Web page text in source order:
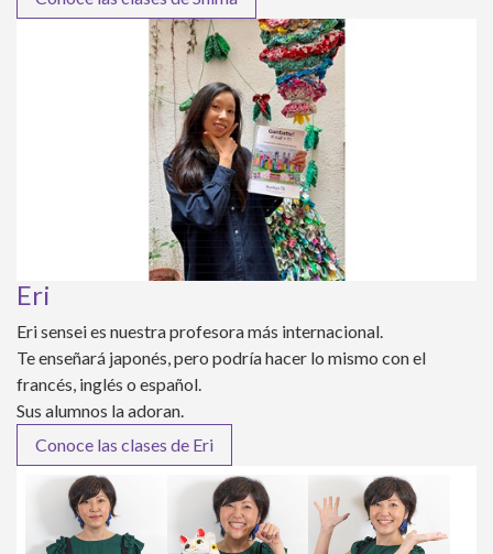
Eri
Eri sensei es nuestra profesora más internacional.
Te enseñará japonés, pero podría hacer lo mismo con el
francés, inglés o español.
Sus alumnos la adoran.
Conoce las clases de Eri